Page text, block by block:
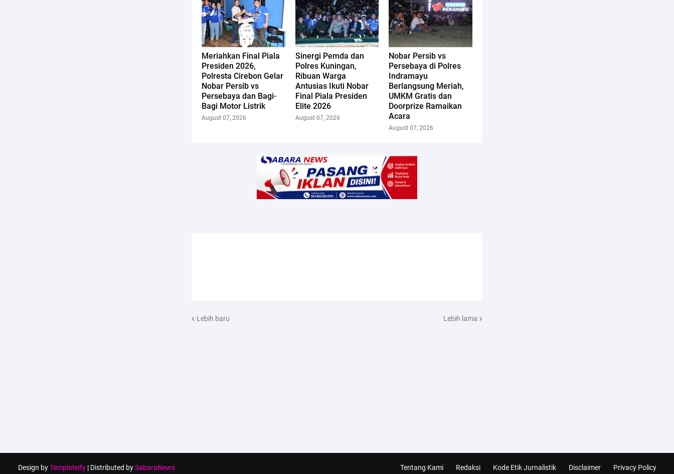
Meriahkan Final Piala
Presiden 2026,
Polresta Cirebon Gelar
Nobar Persib vs
Persebaya dan Bagi-
Bagi Motor Listrik
August 07, 2026
Sinergi Pemda dan
Polres Kuningan,
Ribuan Warga
Antusias Ikuti Nobar
Final Piala Presiden
Elite 2026
August 07, 2026
Nobar Persib vs
Persebaya di Polres
Indramayu
Berlangsung Meriah,
UMKM Gratis dan
Doorprize Ramaikan
Acara
August 07, 2026
Lebih baru Lebih lama
Design byTemplateify| Distributed bySabaraNews Tentang Kami Redaksi Kode Etik Jurnalistik Disclaimer Privacy Policy